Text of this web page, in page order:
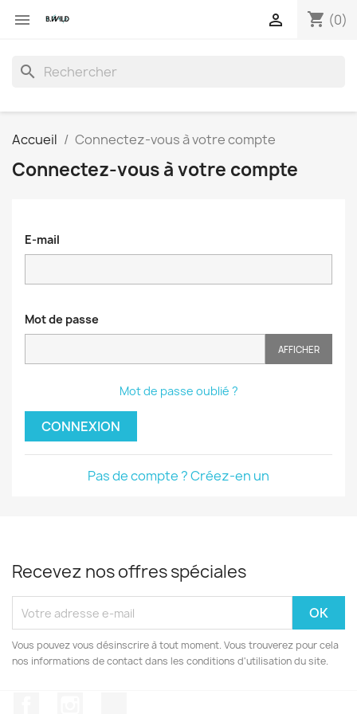
 shopping_cart (0)

search
Accueil Connectez-vous à votre compte
Connectez-vous à votre compte
E-mail
Mot de passe
AFFICHER
Mot de passe oublié ?
CONNEXION
Pas de compte ? Créez-en un
Recevez nos offres spéciales
Vous pouvez vous désinscrire à tout moment. Vous trouverez pour cela
nos informations de contact dans les conditions d'utilisation du site.